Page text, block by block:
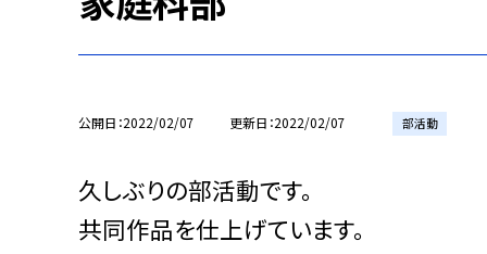
公開日 2022/02/07 更新日 2022/02/07 部活動
久しぶりの部活動です。
共同作品を仕上げています。